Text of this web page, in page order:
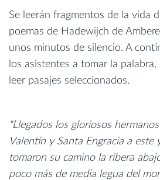
Se leerán fragmentos de la vida
poemas de Hadewijch de
unos minutos de silencio. A
los asistentes a tomar la
leer pasajes seleccionados.
“Llegados los gloriosos
Valentín y Santa Engracia a este
tomaron su camino la ribera
poco más de media legua del